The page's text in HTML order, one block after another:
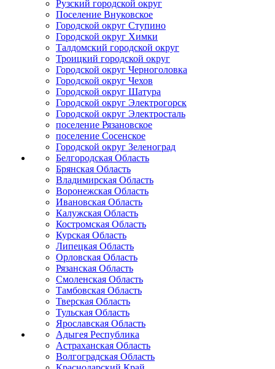
Рузский городской округ
Поселение Внуковское
Городской округ Ступино
Городской округ Химки
Талдомский городской округ
Троицкий городской округ
Городской округ Черноголовка
Городской округ Чехов
Городской округ Шатура
Городской округ Электрогорск
Городской округ Электросталь
поселение Рязановское
поселение Сосенское
Городской округ Зеленоград
Белгородская Область
Брянская Область
Владимирская Область
Воронежская Область
Ивановская Область
Калужская Область
Костромская Область
Курская Область
Липецкая Область
Орловская Область
Рязанская Область
Смоленская Область
Тамбовская Область
Тверская Область
Тульская Область
Ярославская Область
Адыгея Республика
Астраханская Область
Волгоградская Область